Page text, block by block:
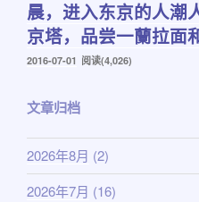
晨，进入东京的人潮
京塔，品尝一蘭拉面
发
2016-07-01 阅读(4,026)
文章归档
2026年8月 (2)
2026年7月 (16)